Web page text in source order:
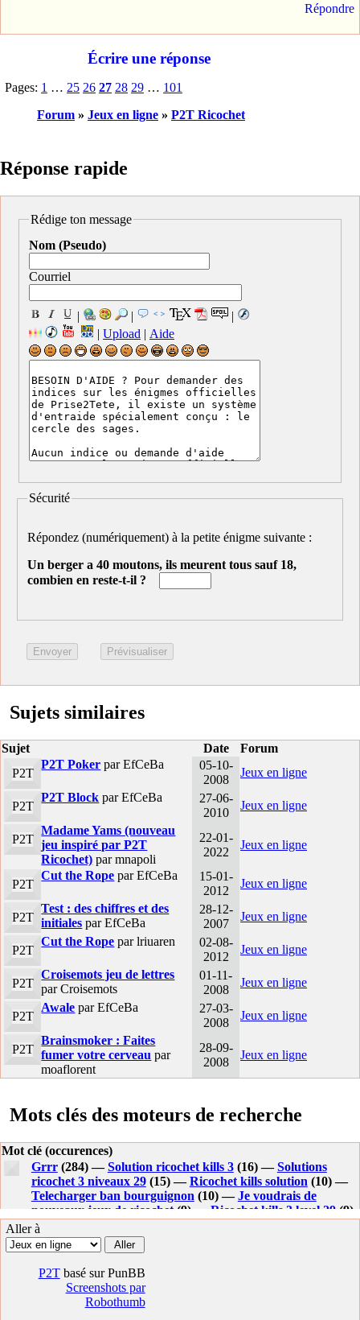
Répondre
Écrire une réponse
Pages: 1 … 25 26 27 28 29 … 101
Forum » Jeux en ligne » P2T Ricochet
Réponse rapide
Rédige ton message
Nom (Pseudo)
Courriel
| |
|
| Upload | Aide
Sécurité
Répondez (numériquement) à la petite énigme suivante :
Un berger a 40 moutons, ils meurent tous sauf 18,
combien en reste-t-il ?
Sujets similaires
Sujet Date
Forum
P2T
P2T Poker par EfCeBa
05-10-
2008
Jeux en ligne
P2T
P2T Block par EfCeBa
27-06-
2010
Jeux en ligne
P2T
Madame Yams (nouveau
jeu inspiré par P2T
Ricochet) par mnapoli
22-01-
2022
Jeux en ligne
P2T
Cut the Rope par EfCeBa
15-01-
2012
Jeux en ligne
P2T
Test : des chiffres et des
initiales par EfCeBa
28-12-
2007
Jeux en ligne
P2T
Cut the Rope par lriuaren
02-08-
2012
Jeux en ligne
P2T
Croisemots jeu de lettres
par Croisemots
01-11-
2008
Jeux en ligne
P2T
Awale par EfCeBa
27-03-
2008
Jeux en ligne
P2T
Brainsmoker : Faites
fumer votre cerveau par
moaflorent
28-09-
2008
Jeux en ligne
Mots clés des moteurs de recherche
Mot clé (occurences)
Grrr(284) —Solution ricochet kills 3(16) —Solutions
ricochet 3 niveaux 29(15) —Ricochet kills solution (10) —
Telecharger ban bourguignon (10) —Je voudrais de
nouveaux jeux de ricochet(9) — Ricochet kills 3 level 29(9)
—
kills 2 solution(8) —
le ban bourguignon(7) —
kills niveau 35(6) —
kill 3(5) —Ricochet kills 3 solution
iphone(5) —Ricochet kill
Telecharger jeux ricochet gratuit sur pc
Aller à
P2Tbasé sur PunBB
Screenshots par
Robothumb